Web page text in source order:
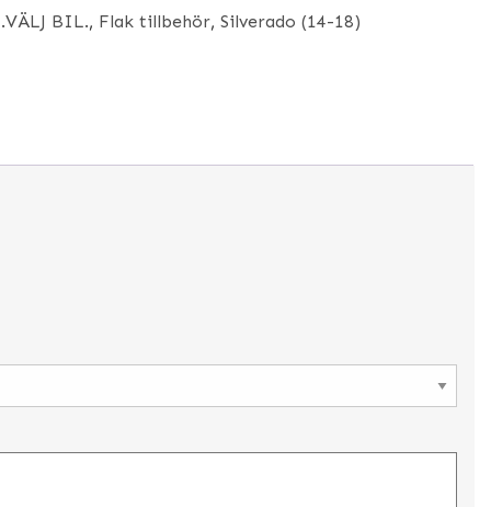
.VÄLJ BIL., Flak tillbehör, Silverado (14-18)